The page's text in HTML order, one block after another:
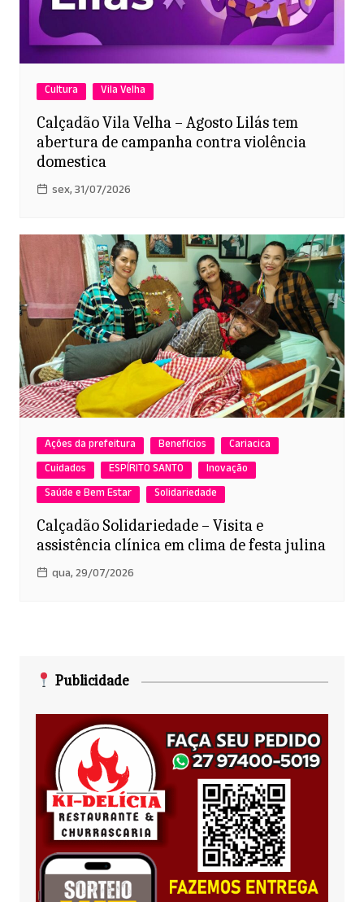
Cultura Vila Velha
Calçadão Vila Velha – Agosto Lilás tem
abertura de campanha contra violência
domestica
sex, 31/07/2026
Ações da prefeitura Benefícios
Cariacica
Cuidados
ESPÍRITO SANTO
Inovação
Saúde e Bem Estar
Solidariedade
Calçadão Solidariedade – Visita e
assistência clínica em clima de festa julina
qua, 29/07/2026
Publicidade